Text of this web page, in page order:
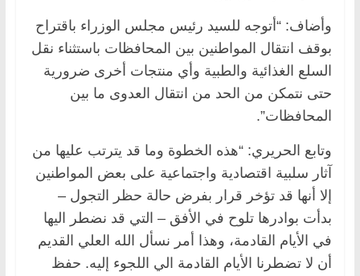
وأضاف: “أتوجه للسيد رئيس مجلس الوزراء باقتراح
بوقف انتقال المواطنين بين المحافظات باستثناء نقل
السلع الغذائية والطبية وأي منتجات أخرى ضرورية
حتى نتمكن من الحد من انتقال العدوى ما بين
المحافظات”.
وتابع الحريري: “هذه الخطوة وما قد يترتب عليها من
آثار سلبية اقتصادية واجتماعية على بعض المواطنين
إلا أنها قد تؤخر قرار بفرض حالة حظر التجول –
بدأت بوادرها تلوح في الأفق – التي قد نضطر اليها
في الأيام القادمة، وهذا أمر نسأل الله العلي القديم
أن لا تضطرنا الأيام القادمة الي اللجوء إليه. حفظ